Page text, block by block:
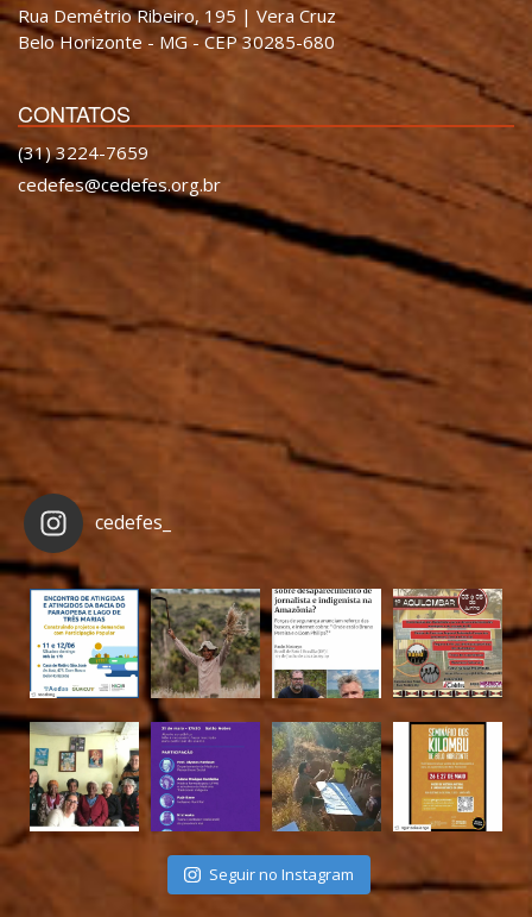
Rua Demétrio Ribeiro, 195 | Vera Cruz
Belo Horizonte - MG - CEP 30285-680
CONTATOS
(31) 3224-7659
cedefes@cedefes.org.br
cedefes_
Seguir no Instagram